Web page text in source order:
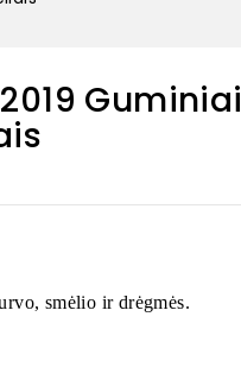
Guminiai
smėlio ir drėgmės.